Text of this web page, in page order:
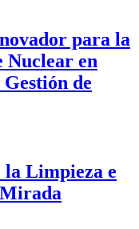
para la
Nuclear en
de
la Limpieza e